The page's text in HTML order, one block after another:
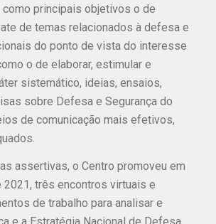
como principais objetivos o de
de temas relacionados à defesa e
do ponto de vista do interesse
o de elaborar, estimular e
sistemático, ideias, ensaios,
sobre Defesa e Segurança do
de comunicação mais efetivos,
assertivas, o Centro promoveu em
2021, três encontros virtuais e
de trabalho para analisar e